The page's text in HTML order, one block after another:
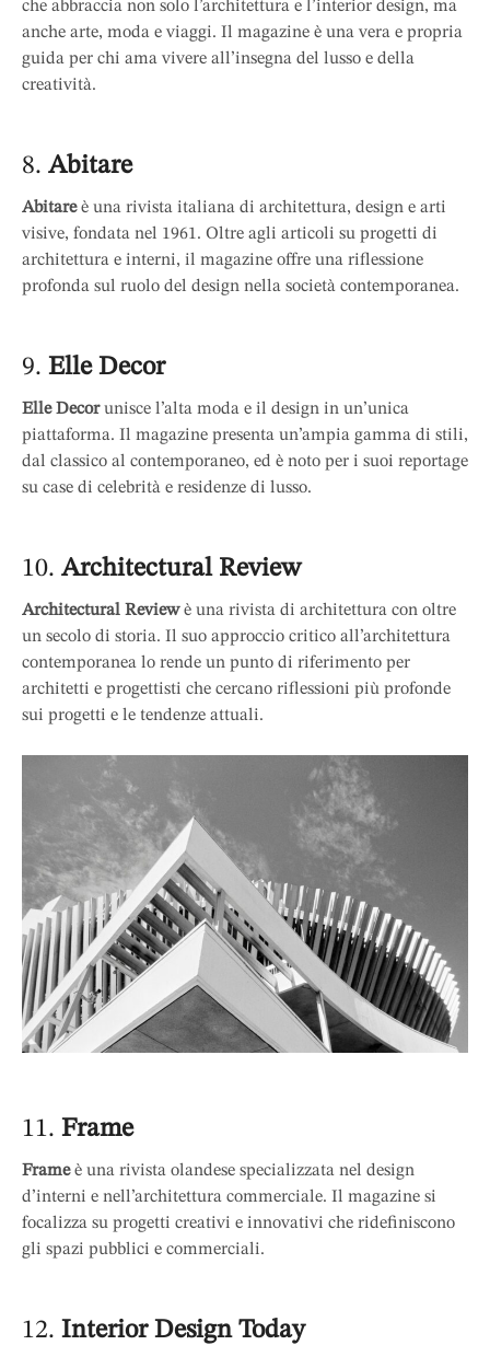
che abbraccia non solo l’architettura e l’interior design, ma
anche arte, moda e viaggi. Il magazine è una vera e propria
guida per chi ama vivere all’insegna del lusso e della
creatività.
8. Abitare
Abitareè una rivista italiana di architettura, design e arti
visive, fondata nel 1961. Oltre agli articoli su progetti di
architettura e interni, il magazine offre una riflessione
profonda sul ruolo del design nella società contemporanea.
9. Elle Decor
Elle Decorunisce l’alta moda e il design in un’unica
piattaforma. Il magazine presenta un’ampia gamma di stili,
dal classico al contemporaneo, ed è noto per i suoi reportage
su case di celebrità e residenze di lusso.
10. Architectural Review
Architectural Reviewè una rivista di architettura con oltre
un secolo di storia. Il suo approccio critico all’architettura
contemporanea lo rende un punto di riferimento per
architetti e progettisti che cercano riflessioni più profonde
sui progetti e le tendenze attuali.
11. Frame
Frameè una rivista olandese specializzata nel design
d’interni e nell’architettura commerciale. Il magazine si
focalizza su progetti creativi e innovativi che ridefiniscono
gli spazi pubblici e commerciali.
12. Interior Design Today